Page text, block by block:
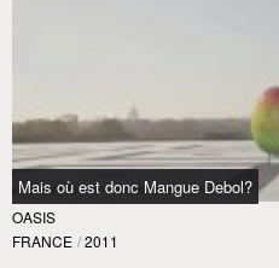
Mais où est donc Mangue Debol?
OASIS
FRANCE / 2011